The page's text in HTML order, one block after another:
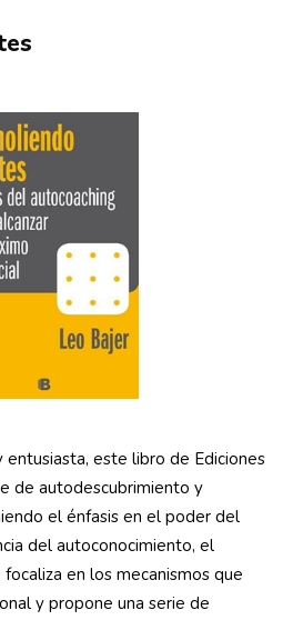
entusiasta, este libro de Ediciones
de autodescubrimiento y
el énfasis en el poder del
del autoconocimiento, el
en los mecanismos que
y propone una serie de